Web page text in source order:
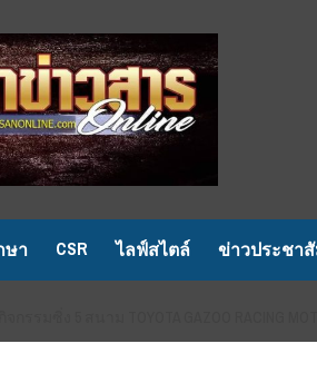
ษา CSR ไลฟ์สไตล์ ข่าวประชา